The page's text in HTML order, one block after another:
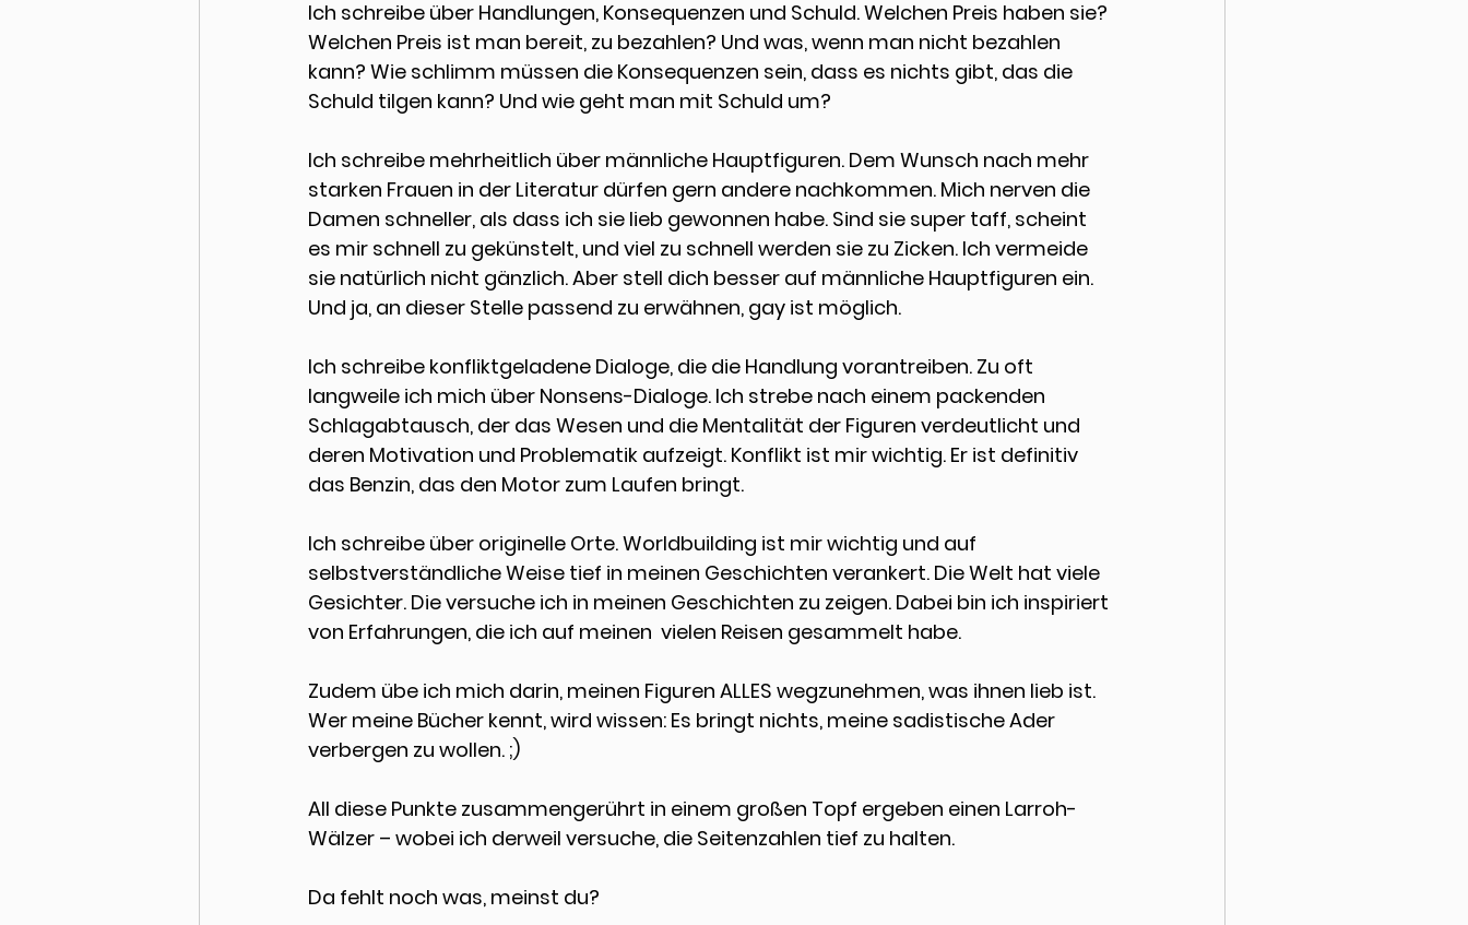
Ich schreibe über Handlungen, Konsequenzen und Schuld. Welchen Preis haben sie?
Welchen Preis ist man bereit, zu bezahlen? Und was, wenn man nicht bezahlen
kann? Wie schlimm müssen die Konsequenzen sein, dass es nichts gibt, das die
Schuld tilgen kann? Und wie geht man mit Schuld um?
Ich schreibe mehrheitlich über männliche Hauptfiguren. Dem Wunsch nach mehr
starken Frauen in der Literatur dürfen gern andere nachkommen. Mich nerven die
Damen schneller, als dass ich sie lieb gewonnen habe. Sind sie super taff, scheint
es mir schnell zu gekünstelt, und viel zu schnell werden sie zu Zicken. Ich vermeide
sie natürlich nicht gänzlich. Aber stell dich besser auf männliche Hauptfiguren ein.
Und ja, an dieser Stelle passend zu erwähnen, gay ist möglich.
Ich schreibe konfliktgeladene Dialoge, die die Handlung vorantreiben. Zu oft
langweile ich mich über Nonsens-Dialoge. Ich strebe nach einem packenden
Schlagabtausch, der das Wesen und die Mentalität der Figuren verdeutlicht und
deren Motivation und Problematik aufzeigt. Konflikt ist mir wichtig. Er ist definitiv
das Benzin, das den Motor zum Laufen bringt.
Ich schreibe über originelle Orte. Worldbuilding ist mir wichtig und auf
selbstverständliche Weise tief in meinen Geschichten verankert. Die Welt hat viele
Gesichter. Die versuche ich in meinen Geschichten zu zeigen. Dabei bin ich inspiriert
von Erfahrungen, die ich auf meinen  vielen Reisen gesammelt habe.
Zudem übe ich mich darin, meinen Figuren ALLES wegzunehmen, was ihnen lieb ist.
Wer meine Bücher kennt, wird wissen: Es bringt nichts, meine sadistische Ader
verbergen zu wollen. ;)
All diese Punkte zusammengerührt in einem großen Topf ergeben einen Larroh-
Wälzer – wobei ich derweil versuche, die Seitenzahlen tief zu halten.
Da fehlt noch was, meinst du?